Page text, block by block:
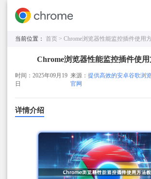
当前位置： 首页 > Chrome浏览器性能监控插件使用
Chrome浏览器性能监控插件使
时间：2025年09月19
日
来源：提供高效的安卓谷歌浏
官网
详情介绍